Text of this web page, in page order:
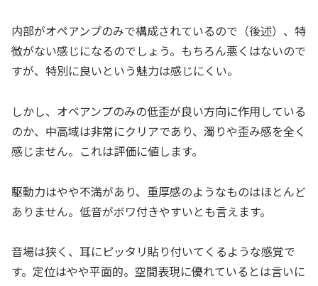
内部がオペアンプのみで構成されているので（後述）、特
徴がない感じになるのでしょう。もちろん悪くはないので
すが、特別に良いという魅力は感じにくい。
しかし、オペアンプのみの低歪が良い方向に作用している
のか、中高域は非常にクリアであり、濁りや歪み感を全く
感じません。これは評価に値します。
駆動力はやや不満があり、重厚感のようなものはほとんど
ありません。低音がボワ付きやすいとも言えます。
音場は狭く、耳にピッタリ貼り付いてくるような感覚で
す。定位はやや平面的。空間表現に優れているとは言いに